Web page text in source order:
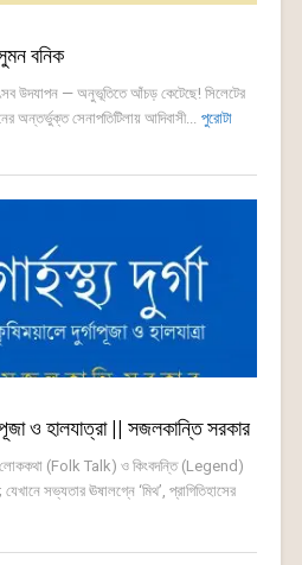
বনিক
উদযাপন — অনুভূতিতে আঁচড় কেটেছে! সিলেটের
অন্তর্ভুক্ত সেনাপতিটিলায় আদিবাসী... পুরোটা
ও হালযাত্রা || সজলকান্তি সরকার
(Folk Talk) ও কিংবদন্তি (Legend)
সভ্যতার ঊষালগ্নে ‘মিথ’, প্রাগিতিহাসের